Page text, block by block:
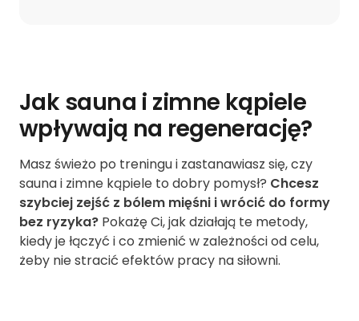
Jak sauna i zimne kąpiele
wpływają na regenerację?
Masz świeżo po treningu i zastanawiasz się, czy
sauna i zimne kąpiele to dobry pomysł? Chcesz
szybciej zejść z bólem mięśni i wrócić do formy
bez ryzyka? Pokażę Ci, jak działają te metody,
kiedy je łączyć i co zmienić w zależności od celu,
żeby nie stracić efektów pracy na siłowni.